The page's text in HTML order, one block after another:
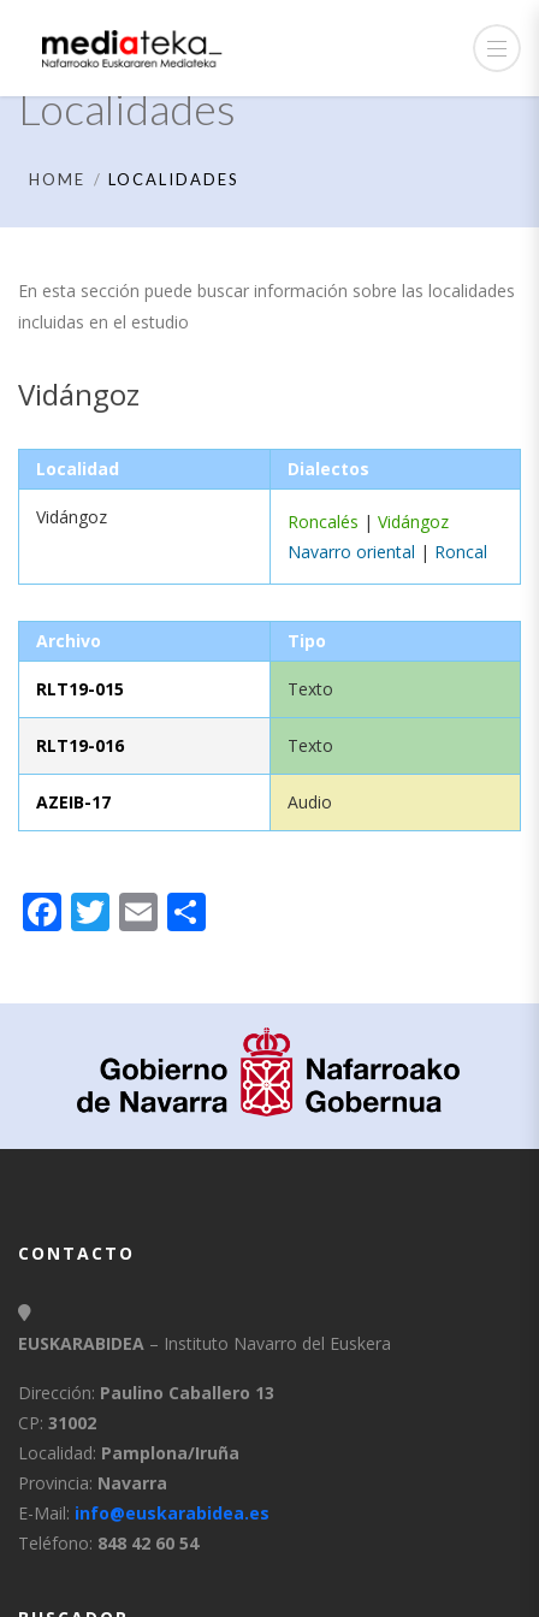
Localidades
HOME LOCALIDADES
En esta sección puede buscar información sobre las localidades
incluidas en el estudio
Vidángoz
Localidad Dialectos
Vidángoz Roncalés | Vidángoz
Navarro oriental | Roncal
Archivo Tipo
RLT19-015 Texto
RLT19-016 Texto
AZEIB-17 Audio
Facebook
Twitter
Email
CONTACTO
EUSKARABIDEA – Instituto Navarro del Euskera
Dirección: Paulino Caballero 13
CP: 31002
Localidad: Pamplona/Iruña
Provincia: Navarra
E-Mail: info@euskarabidea.es
Teléfono: 848 42 60 54